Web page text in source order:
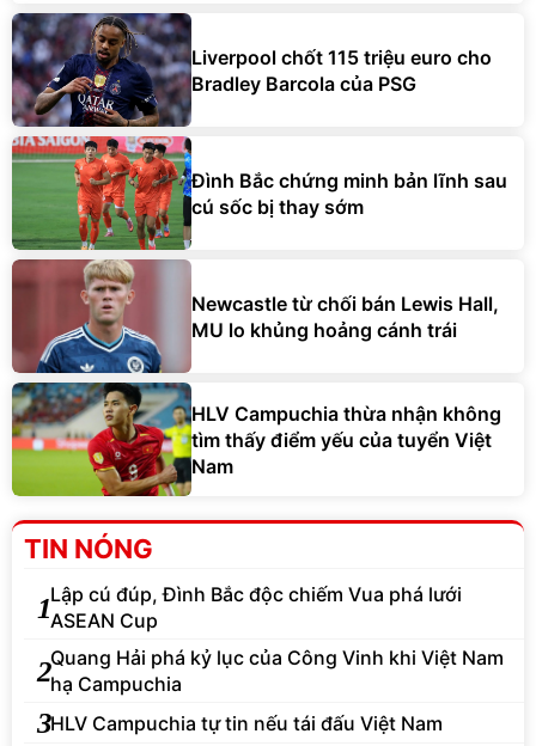
Liverpool chốt 115 triệu euro cho
Bradley Barcola của PSG
Đình Bắc chứng minh bản lĩnh sau
cú sốc bị thay sớm
Newcastle từ chối bán Lewis Hall,
MU lo khủng hoảng cánh trái
HLV Campuchia thừa nhận không
tìm thấy điểm yếu của tuyển Việt
Nam
TIN NÓNG
1Lập cú đúp, Đình Bắc độc chiếm Vua phá lưới
ASEAN Cup
2Quang Hải phá kỷ lục của Công Vinh khi Việt Nam
hạ Campuchia
3HLV Campuchia tự tin nếu tái đấu Việt Nam